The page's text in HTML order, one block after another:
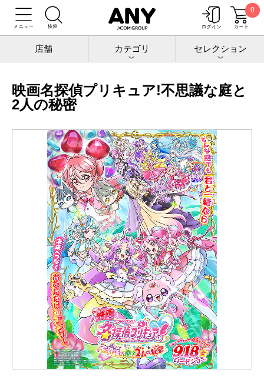
0
店舗 カテゴリ セレクション
トップ チケットポート
映画
映画名探偵プリキュア!不思議な庭と2人の秘密
映画名探偵プリキュア!不思議な庭と
2人の秘密